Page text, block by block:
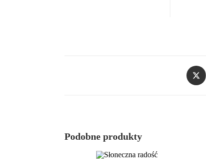
Podobne produkty